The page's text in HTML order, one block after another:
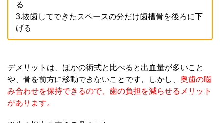
る
3.抜歯してできたスペースの分だけ歯槽骨を後ろに下
げる
デメリットは、ほかの術式と比べると出血量が多いこと
や、骨を前方に移動できないことです。しかし、 奥歯の噛
み合わせを保持できるので、歯の負担を減らせるメリット
があります。